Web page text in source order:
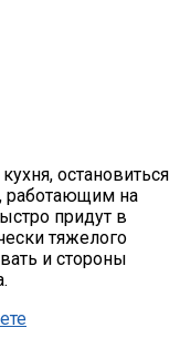
остановиться
работающим на
придут в
тяжелого
и стороны